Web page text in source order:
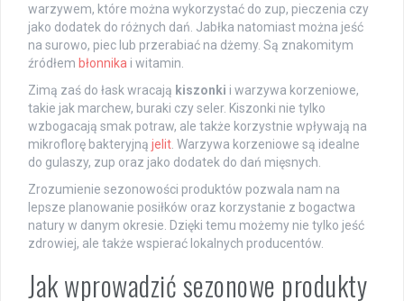
warzywem, które można wykorzystać do zup, pieczenia czy
jako dodatek do różnych dań. Jabłka natomiast można jeść
na surowo, piec lub przerabiać na dżemy. Są znakomitym
źródłem błonnika i witamin.
Zimą zaś do łask wracają kiszonki i warzywa korzeniowe,
takie jak marchew, buraki czy seler. Kiszonki nie tylko
wzbogacają smak potraw, ale także korzystnie wpływają na
mikroflorę bakteryjną jelit . Warzywa korzeniowe są idealne
do gulaszy, zup oraz jako dodatek do dań mięsnych.
Zrozumienie sezonowości produktów pozwala nam na
lepsze planowanie posiłków oraz korzystanie z bogactwa
natury w danym okresie. Dzięki temu możemy nie tylko jeść
zdrowiej, ale także wspierać lokalnych producentów.
Jak wprowadzić sezonowe produkty